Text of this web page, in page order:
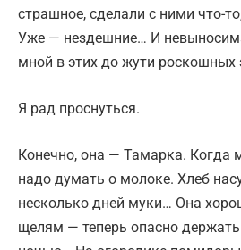
страшное, сделали с ними что-
Уже — нездешние… И
мной в этих до жути роскошных
Я рад проснуться.
Конечно, она — Тамарка. Когда
надо думать о молоке. Хлеб
несколько дней муки… Она
щелям — теперь опасно